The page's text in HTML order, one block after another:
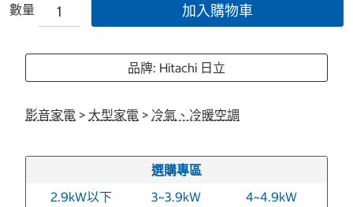
數量 加入購物車
品牌: Hitachi 日立
影音家電 > 大型家電 > 冷氣、冷暖空調
選購專區
2.9kW以下
3~3.9kW
4~4.9kW